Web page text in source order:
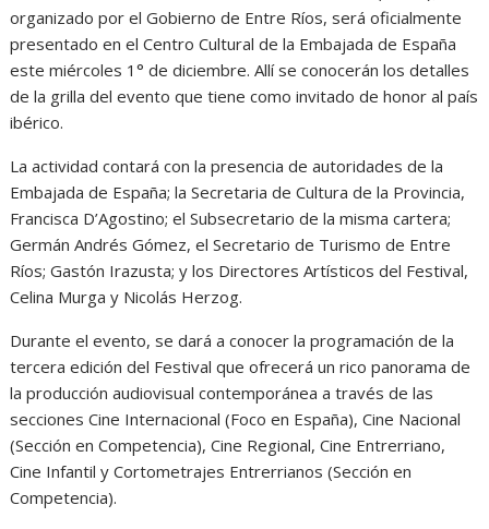
organizado por el Gobierno de Entre Ríos, será oficialmente
presentado en el Centro Cultural de la Embajada de España
este miércoles 1° de diciembre. Allí se conocerán los detalles
de la grilla del evento que tiene como invitado de honor al país
ibérico.
La actividad contará con la presencia de autoridades de la
Embajada de España; la Secretaria de Cultura de la Provincia,
Francisca D’Agostino; el Subsecretario de la misma cartera;
Germán Andrés Gómez, el Secretario de Turismo de Entre
Ríos; Gastón Irazusta; y los Directores Artísticos del Festival,
Celina Murga y Nicolás Herzog.
Durante el evento, se dará a conocer la programación de la
tercera edición del Festival que ofrecerá un rico panorama de
la producción audiovisual contemporánea a través de las
secciones Cine Internacional (Foco en España), Cine Nacional
(Sección en Competencia), Cine Regional, Cine Entrerriano,
Cine Infantil y Cortometrajes Entrerrianos (Sección en
Competencia).